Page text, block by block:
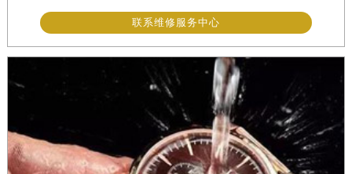
联系维修服务中心